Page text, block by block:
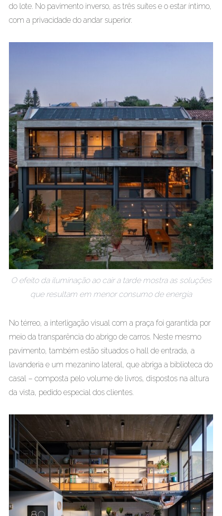
do lote. No pavimento inverso, as três suítes e o estar íntimo,
com a privacidade do andar superior.
O efeito da iluminação ao cair a tarde mostra as soluções
que resultam em menor consumo de energia
No térreo, a interligação visual com a praça foi garantida por
meio da transparência do abrigo de carros. Neste mesmo
pavimento, também estão situados o hall de entrada, a
lavanderia e um mezanino lateral, que abriga a biblioteca do
casal – composta pelo volume de livros, dispostos na altura
da vista, pedido especial dos clientes.